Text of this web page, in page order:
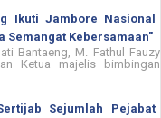
Ikuti Jambore Nasional
Semangat Kebersamaan"
Bantaeng, M. Fathul Fauzy
Ketua majelis bimbingan
Sejumlah Pejabat